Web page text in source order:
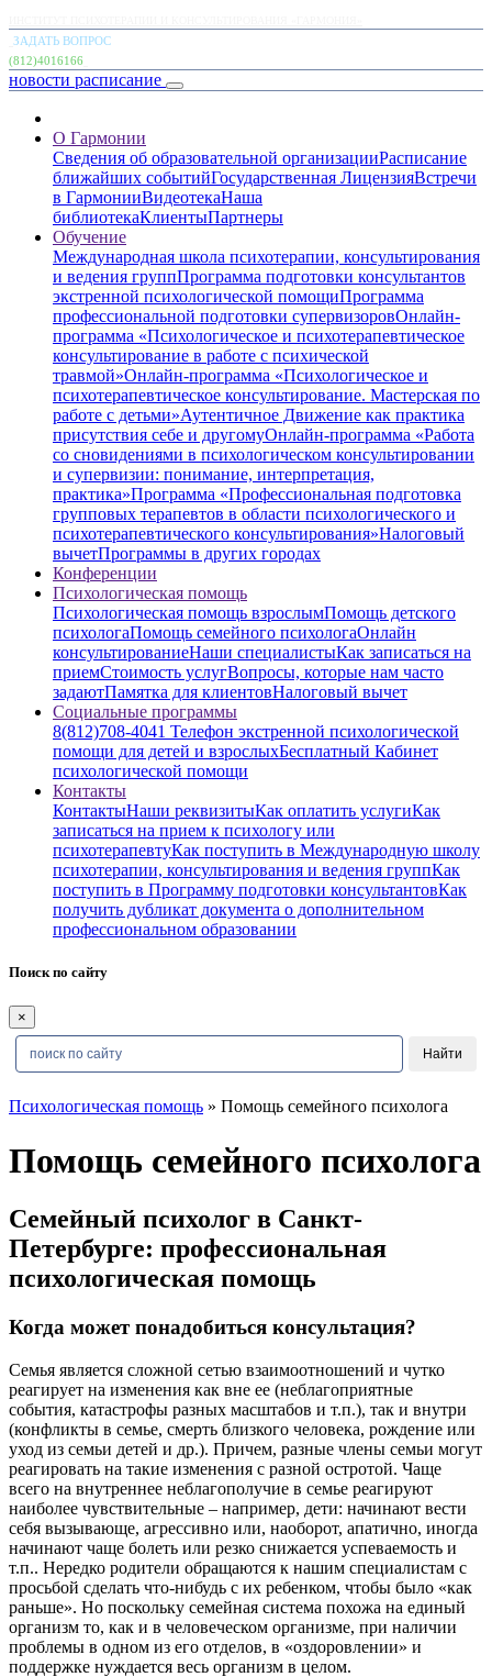
ЗАДАТЬ ВОПРОС
(812)4016166
новости расписание
О Гармонии
Сведения об образовательной организацииРасписание
ближайших событийГосударственная ЛицензияВстречи
в ГармонииВидеотекаНаша
библиотекаКлиентыПартнеры
Обучение
Международная школа психотерапии, консультирования
и ведения группПрограмма подготовки консультантов
экстренной психологической помощиПрограмма
профессиональной подготовки супервизоровОнлайн-
программа «Психологическое и психотерапевтическое
консультирование в работе с психической
травмой»Онлайн-программа «Психологическое и
психотерапевтическое консультирование. Мастерская по
работе с детьми»Аутентичное Движение как практика
присутствия себе и другомуОнлайн-программа «Работа
со сновидениями в психологическом консультировании
и супервизии: понимание, интерпретация,
практика»Программа «Профессиональная подготовка
групповых терапевтов в области психологического и
психотерапевтического консультирования»Налоговый
вычетПрограммы в других городах
Конференции
Психологическая помощь
Психологическая помощь взрослымПомощь детского
психологаПомощь семейного психологаОнлайн
консультированиеНаши специалистыКак записаться на
приемСтоимость услугВопросы, которые нам часто
задаютПамятка для клиентовНалоговый вычет
Социальные программы
8(812)708-4041 Телефон экстренной психологической
помощи для детей и взрослыхБесплатный Кабинет
психологической помощи
Контакты
КонтактыНаши реквизитыКак оплатить услугиКак
записаться на прием к психологу или
психотерапевтуКак поступить в Международную школу
психотерапии, консультирования и ведения группКак
поступить в Программу подготовки консультантовКак
получить дубликат документа о дополнительном
профессиональном образовании
Поиск по сайту
×
Психологическая помощь » Помощь семейного психолога
Помощь семейного психолога
Семейный психолог в Санкт-
Петербурге: профессиональная
психологическая помощь
Когда может понадобиться консультация?
Семья является сложной сетью взаимоотношений и чутко
реагирует на изменения как вне ее (неблагоприятные
события, катастрофы разных масштабов и т.п.), так и внутри
(конфликты в семье, смерть близкого человека, рождение или
уход из семьи детей и др.). Причем, разные члены семьи могут
реагировать на такие изменения с разной остротой. Чаще
всего на внутреннее неблагополучие в семье реагируют
наиболее чувствительные – например, дети: начинают вести
себя вызывающе, агрессивно или, наоборот, апатично, иногда
начинают чаще болеть или резко снижается успеваемость и
т.п.. Нередко родители обращаются к нашим специалистам с
просьбой сделать что-нибудь с их ребенком, чтобы было «как
раньше». Но поскольку семейная система похожа на единый
организм то, как и в человеческом организме, при наличии
проблемы в одном из его отделов, в «оздоровлении» и
поддержке нуждается весь организм в целом.